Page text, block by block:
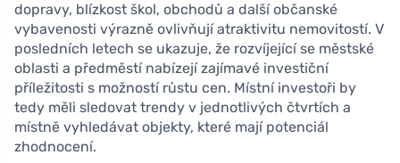
dopravy, blízkost škol, obchodů a další občanské
vybavenosti výrazně ovlivňují atraktivitu nemovitostí. V
posledních letech se ukazuje, že rozvíjející se městské
oblasti a předměstí nabízejí zajímavé investiční
příležitosti s možností růstu cen. Místní investoři by
tedy měli sledovat trendy v jednotlivých čtvrtích a
místně vyhledávat objekty, které mají potenciál
zhodnocení.